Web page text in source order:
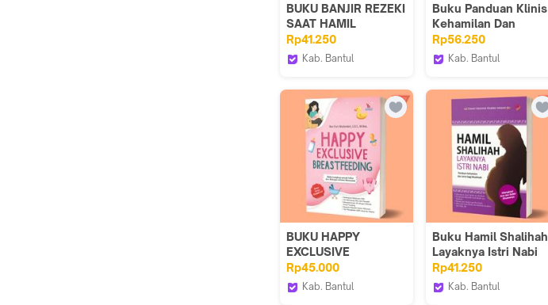
BUKU BANJIR REZEKI
SAAT HAMIL
Rp41.250
Kab. Bantul
Buku Panduan Klinis
Kehamilan Dan
Persalinan
Rp56.250
Kab. Bantul
BUKU HAPPY
EXCLUSIVE
BREASTFEEDING -
Diva press
Rp45.000
Kab. Bantul
Buku Hamil Shalihah
Layaknya Istri Nabi
Rp41.250
Kab. Bantul